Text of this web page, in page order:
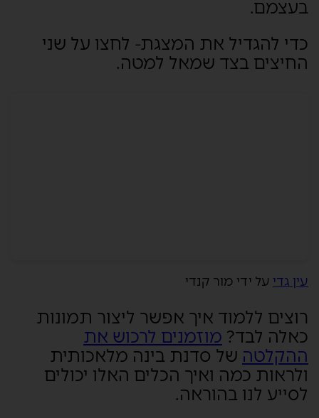
בעצמם.
כדי להגדיל את המצגת- לחצו על שני
החיצים בצד שמאל למטה.
עין גדי על ידי מור קנדי
רוצים ללמוד איך אפשר ליצור תמונות
כאלה לבד? מוזמנים לרכוש את
ההקלטה של סדנת בינה מלאכותית
ולראות כמה ואיך הכלים האלו יכולים
לסייע לנו בהוראה.